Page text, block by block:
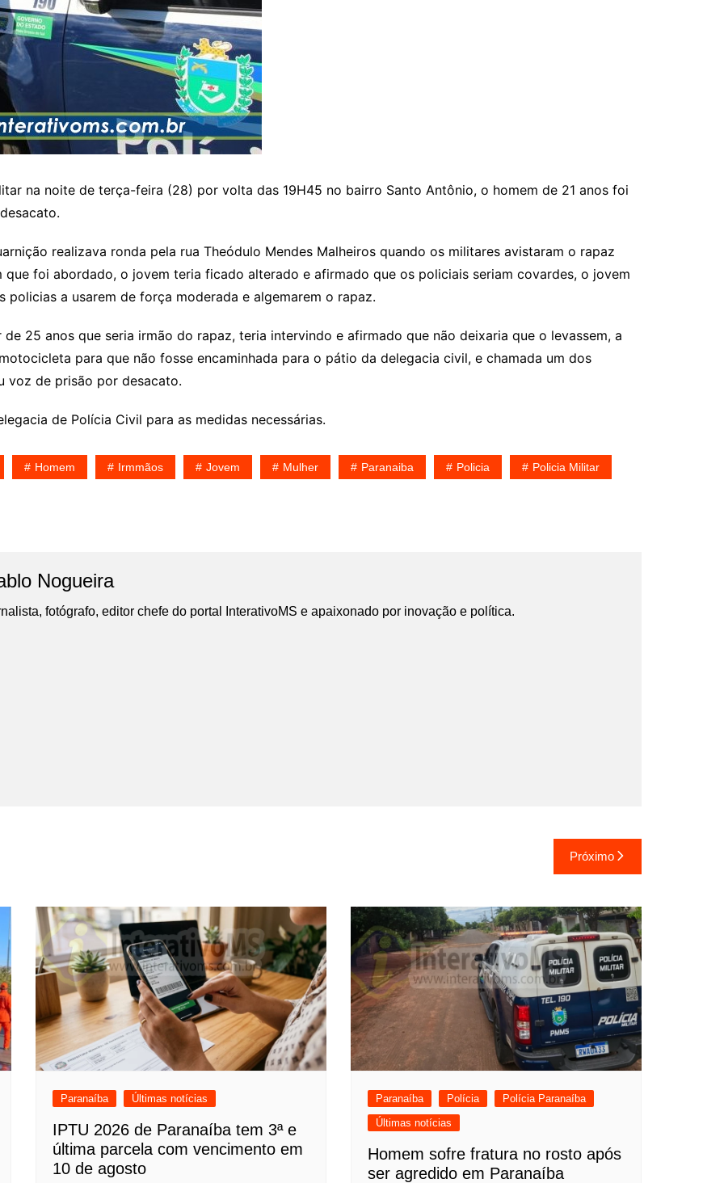
na noite de terça-feira (28) por volta das 19H45 no bairro Santo Antônio, o homem de 21 anos foi
realizava ronda pela rua Theódulo Mendes Malheiros quando os militares avistaram o rapaz
foi abordado, o jovem teria ficado alterado e afirmado que os policiais seriam covardes, o jovem
a usarem de força moderada e algemarem o rapaz.
25 anos que seria irmão do rapaz, teria intervindo e afirmado que não deixaria que o levassem, a
para que não fosse encaminhada para o pátio da delegacia civil, e chamada um dos
voz de prisão por desacato.
de Polícia Civil para as medidas necessárias.
Homem Irmmãos Jovem Mulher Paranaiba Policia Policia Militar
Nogueira
fotógrafo, editor chefe do portal InterativoMS e apaixonado por inovação e política.
Próximo
Paranaíba Últimas notícias
IPTU 2026 de Paranaíba tem 3ª e
última parcela com vencimento em
10 de agosto
Paranaíba Polícia
Polícia Paranaíba
Últimas notícias
Homem sofre fratura no rosto após
ser agredido em Paranaíba